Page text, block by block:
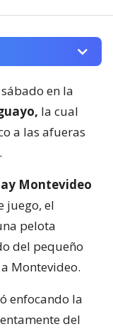
en la
la cual
a las afueras
Montevideo
juego, el
pelota
del pequeño
Montevideo.
enfocando la
del